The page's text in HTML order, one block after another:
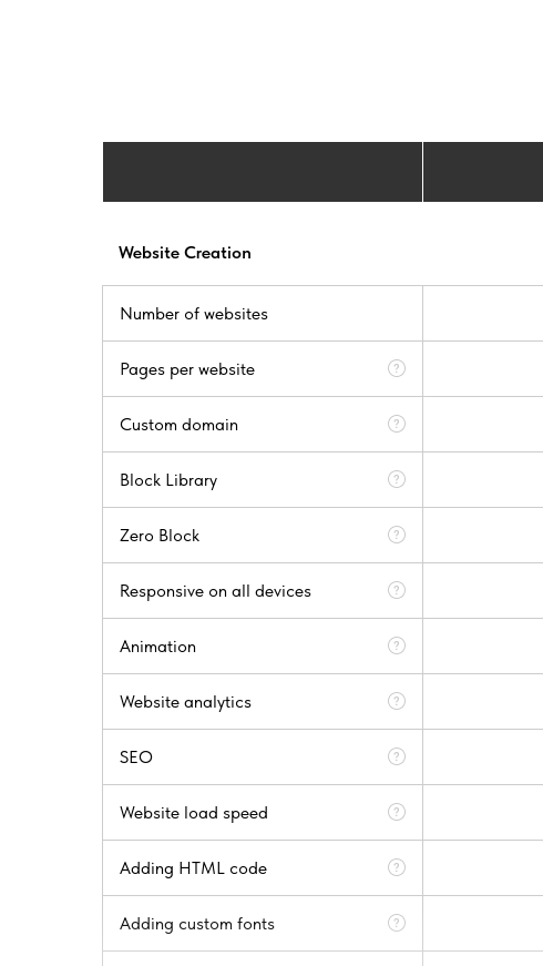
Website Creation
Number of websites
Pages per website
Custom domain
Block Library
Zero Block
Responsive on all devices
Animation
Website analytics
SEO
Website load speed
Adding HTML code
Adding custom fonts